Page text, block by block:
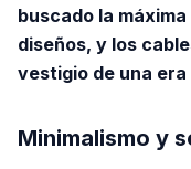
buscado la
diseños, y los
vestigio de una
Minimalismo y